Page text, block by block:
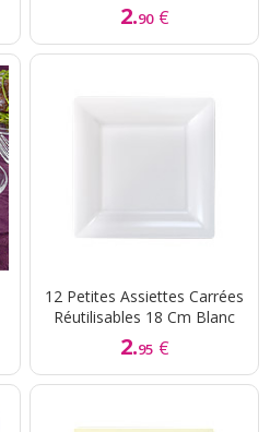
2.90 €
12 Petites Assiettes Carrées
Réutilisables 18 Cm Blanc
2.95 €